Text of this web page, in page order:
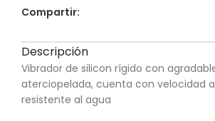
Compartir:
Descripción
Vibrador de silicon rígido con
aterciopelada, cuenta con velocidad
resistente al agua